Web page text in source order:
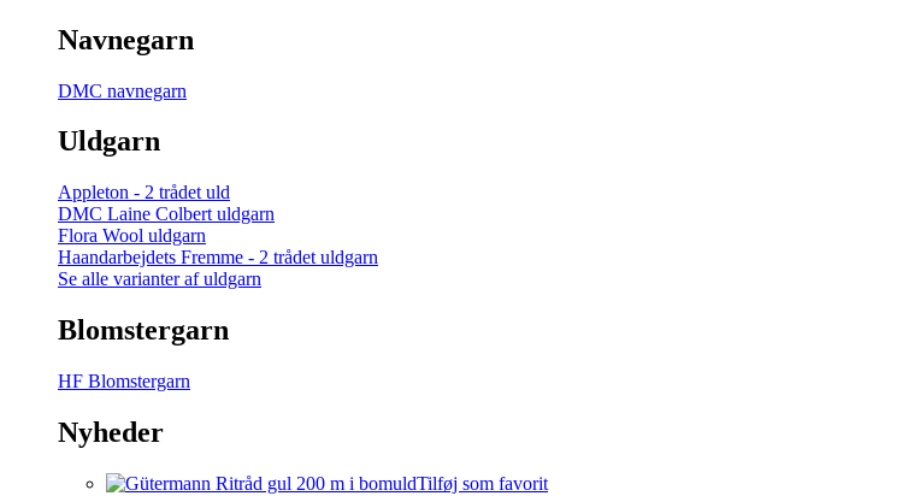
Navnegarn
DMC navnegarn
Uldgarn
Appleton - 2 trådet uld
DMC Laine Colbert uldgarn
Flora Wool uldgarn
Haandarbejdets Fremme - 2 trådet uldgarn
Se alle varianter af uldgarn
Blomstergarn
HF Blomstergarn
Nyheder
Tilføj som favorit